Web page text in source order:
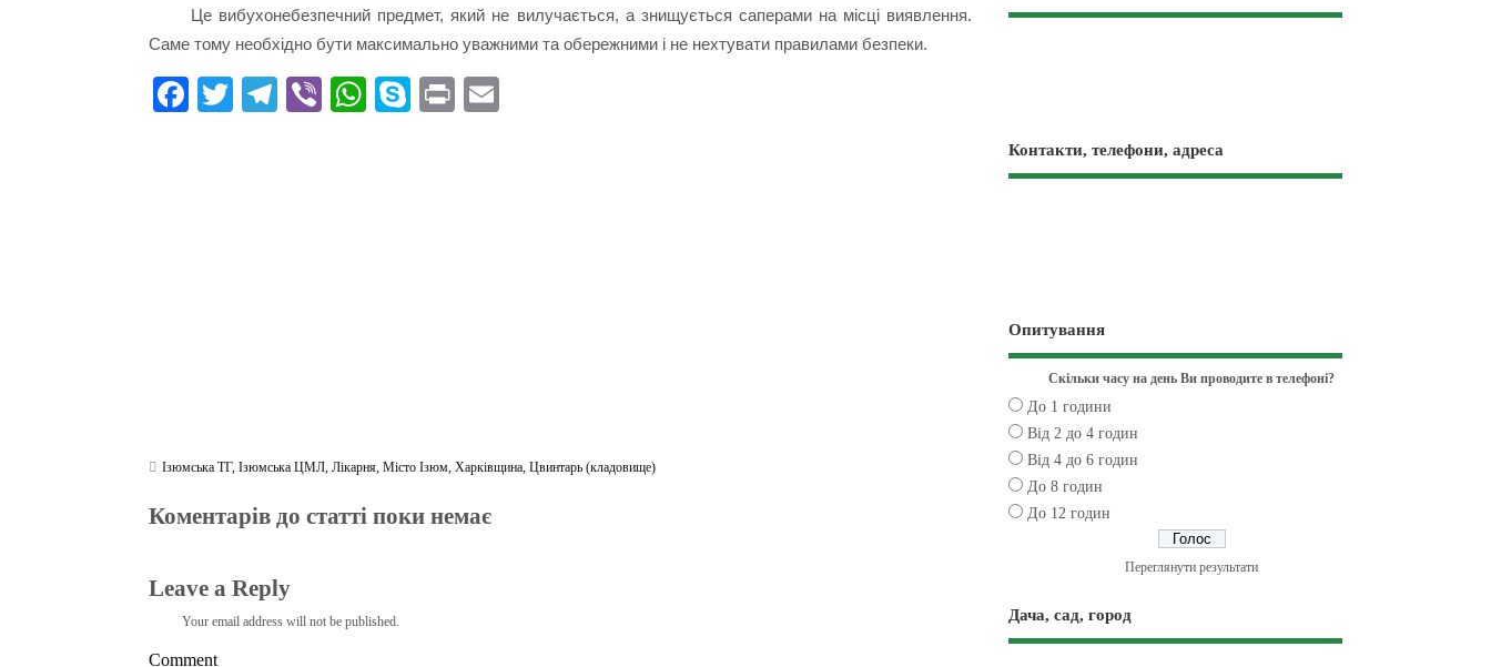
Це вибухонебезпечний предмет, який не вилучається, а знищується саперами на місці виявлення.
Саме тому необхідно бути максимально уважними та обережними і не нехтувати правилами безпеки.
Fa T
Te Vi
W
S
Pr
Ізюмська ТГ,Ізюмська ЦМЛ,Лікарня,Місто Ізюм,Харківщина,Цвинтарь (кладовище)
Коментарів до статті поки немає
Leave a Reply
Your email address will not be published.
Comment
Контакти, телефони, адреса
Опитування
Скільки часу на день Ви проводите в телефоні?
До 1 години
Від 2 до 4 годин
Від 4 до 6 годин
До 8 годин
До 12 годин
Переглянути результати
Дача, сад, город